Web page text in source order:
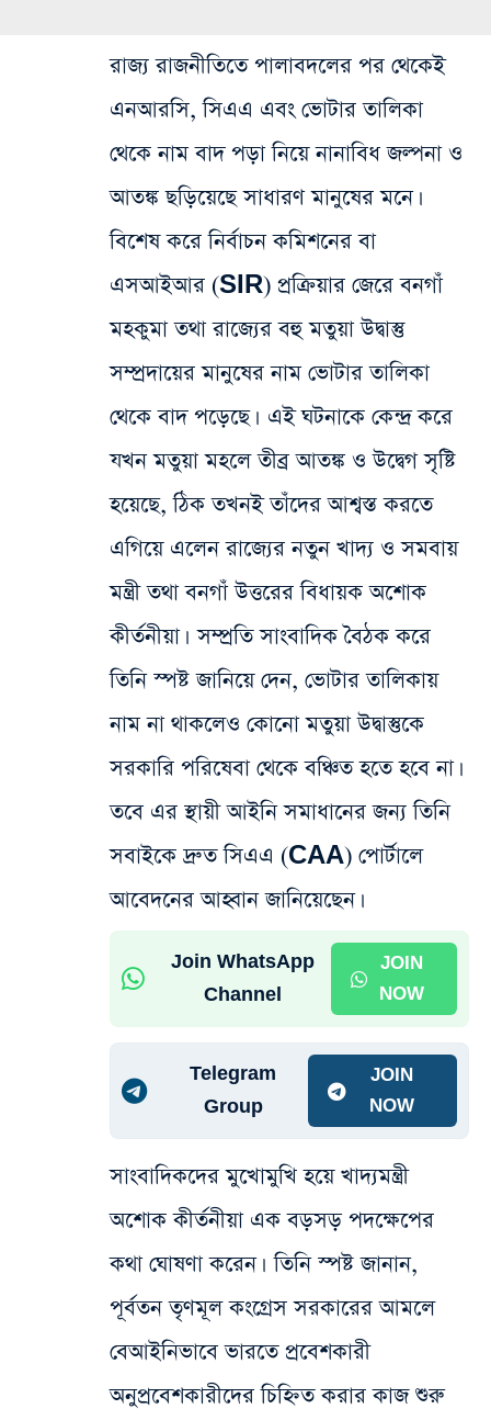
রাজ্য রাজনীতিতে পালাবদলের পর থেকেই
এনআরসি, সিএএ এবং ভোটার তালিকা
থেকে নাম বাদ পড়া নিয়ে নানাবিধ জল্পনা ও
আতঙ্ক ছড়িয়েছে সাধারণ মানুষের মনে।
বিশেষ করে নির্বাচন কমিশনের বা
এসআইআর (SIR) প্রক্রিয়ার জেরে বনগাঁ
মহকুমা তথা রাজ্যের বহু মতুয়া উদ্বাস্তু
সম্প্রদায়ের মানুষের নাম ভোটার তালিকা
থেকে বাদ পড়েছে। এই ঘটনাকে কেন্দ্র করে
যখন মতুয়া মহলে তীব্র আতঙ্ক ও উদ্বেগ সৃষ্টি
হয়েছে, ঠিক তখনই তাঁদের আশ্বস্ত করতে
এগিয়ে এলেন রাজ্যের নতুন খাদ্য ও সমবায়
মন্ত্রী তথা বনগাঁ উত্তরের বিধায়ক অশোক
কীর্তনীয়া। সম্প্রতি সাংবাদিক বৈঠক করে
তিনি স্পষ্ট জানিয়ে দেন, ভোটার তালিকায়
নাম না থাকলেও কোনো মতুয়া উদ্বাস্তুকে
সরকারি পরিষেবা থেকে বঞ্চিত হতে হবে না।
তবে এর স্থায়ী আইনি সমাধানের জন্য তিনি
সবাইকে দ্রুত সিএএ (CAA) পোর্টালে
আবেদনের আহ্বান জানিয়েছেন।
Join WhatsApp
Channel
JOIN
NOW
Telegram
Group
JOIN
NOW
সাংবাদিকদের মুখোমুখি হয়ে খাদ্যমন্ত্রী
অশোক কীর্তনীয়া এক বড়সড় পদক্ষেপের
কথা ঘোষণা করেন। তিনি স্পষ্ট জানান,
পূর্বতন তৃণমূল কংগ্রেস সরকারের আমলে
বেআইনিভাবে ভারতে প্রবেশকারী
অনুপ্রবেশকারীদের চিহ্নিত করার কাজ শুরু